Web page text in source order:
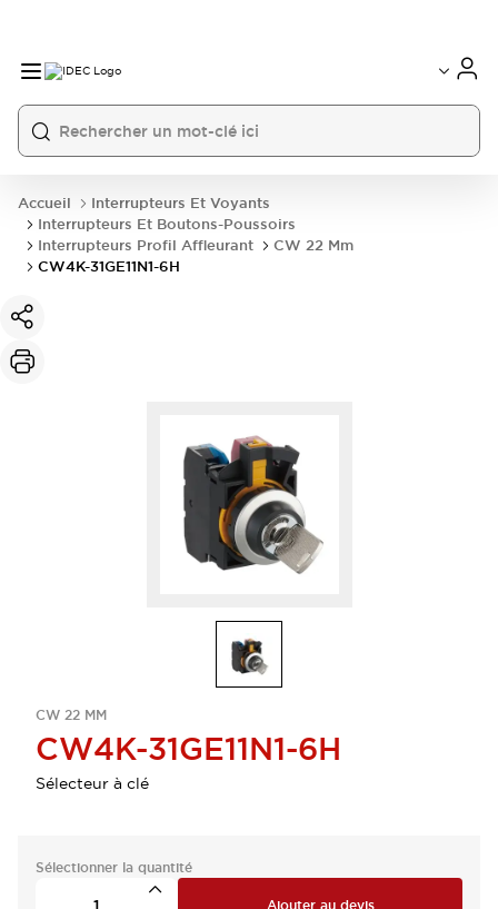
Accueil
Interrupteurs Et Voyants
Interrupteurs Et Boutons-Poussoirs
Interrupteurs Profil Affleurant
CW 22 Mm
CW4K-31GE11N1-6H
CW 22 MM
CW4K-31GE11N1-6H
Sélecteur à clé
Sélectionner la quantité